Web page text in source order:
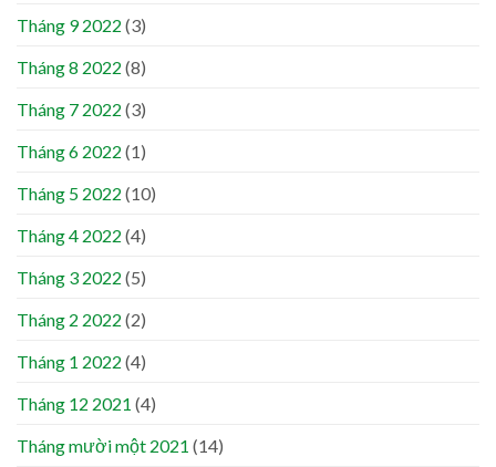
Tháng 9 2022 (3)
Tháng 8 2022 (8)
Tháng 7 2022 (3)
Tháng 6 2022 (1)
Tháng 5 2022 (10)
Tháng 4 2022 (4)
Tháng 3 2022 (5)
Tháng 2 2022 (2)
Tháng 1 2022 (4)
Tháng 12 2021 (4)
Tháng mười một 2021 (14)